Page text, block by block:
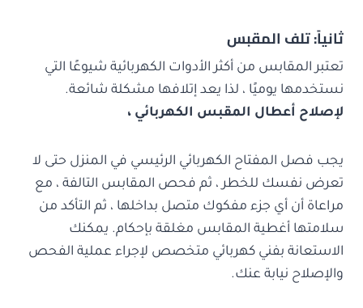
ثانياً: تلف المقبس
تعتبر المقابس من أكثر الأدوات الكهربائية شيوعًا التي
نستخدمها يوميًا ، لذا يعد إتلافها مشكلة شائعة.
لإصلاح أعطال المقبس الكهربائي ،
يجب فصل المفتاح الكهربائي الرئيسي في المنزل حتى لا
تعرض نفسك للخطر ، ثم فحص المقابس التالفة ، مع
مراعاة أن أي جزء مفكوك متصل بداخلها ، ثم التأكد من
سلامتها أغطية المقابس مغلقة بإحكام. يمكنك
الاستعانة بفني كهربائي متخصص لإجراء عملية الفحص
والإصلاح نيابة عنك.